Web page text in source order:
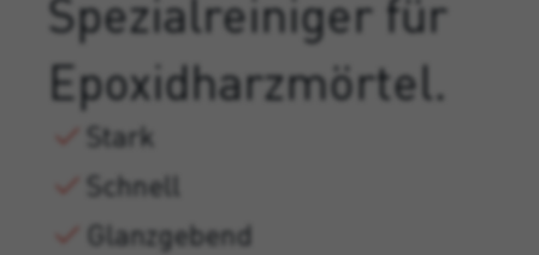
Spezialreiniger für
Epoxidharzmörtel.
Stark
Schnell
Glanzgebend